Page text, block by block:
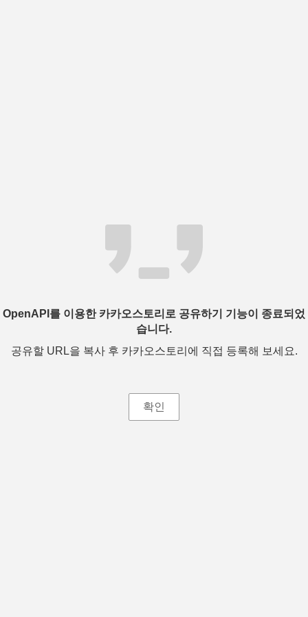
OpenAPI를 이용한 카카오스토리로 공유하기 기능이 종료되었
습니다.
공유할 URL을 복사 후 카카오스토리에 직접 등록해 보세요.
확인